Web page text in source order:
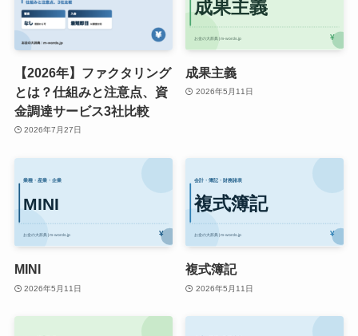
【2026年】ファクタリング
とは？仕組みと注意点、資
金調達サービス3社比較
2026年7月27日
成果主義
2026年5月11日
MINI
2026年5月11日
複式簿記
2026年5月11日